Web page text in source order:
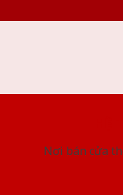
Nơi bán cửa